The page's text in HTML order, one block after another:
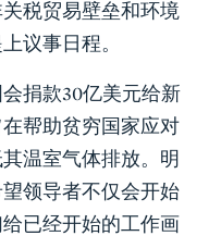
税贸易壁垒和环境
议事日程。
捐款30亿美元给新
帮助贫穷国家应对
温室气体排放。明
领导者不仅会开始
已经开始的工作画